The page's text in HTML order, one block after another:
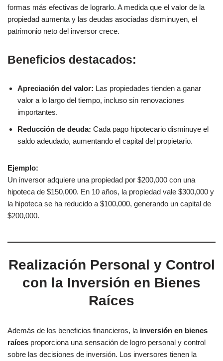
formas más efectivas de lograrlo. A medida que el valor de la
propiedad aumenta y las deudas asociadas disminuyen, el
patrimonio neto del inversor crece.
Beneficios destacados:
Apreciación del valor: Las propiedades tienden a ganar
valor a lo largo del tiempo, incluso sin renovaciones
importantes.
Reducción de deuda: Cada pago hipotecario disminuye el
saldo adeudado, aumentando el capital del propietario.
Ejemplo:
Un inversor adquiere una propiedad por $200,000 con una
hipoteca de $150,000. En 10 años, la propiedad vale $300,000 y
la hipoteca se ha reducido a $100,000, generando un capital de
$200,000.
Realización Personal y Control
con la Inversión en Bienes
Raíces
Además de los beneficios financieros, la inversión en bienes
raíces proporciona una sensación de logro personal y control
sobre las decisiones de inversión. Los inversores tienen la